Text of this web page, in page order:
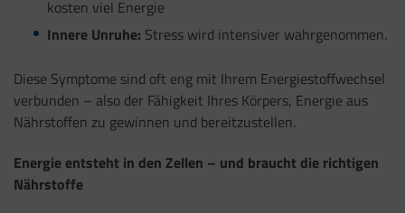
kosten viel Energie
Innere Unruhe: Stress wird intensiver wahrgenommen.
Diese Symptome sind oft eng mit Ihrem Energiestoffwechsel
verbunden – also der Fähigkeit Ihres Körpers, Energie aus
Nährstoffen zu gewinnen und bereitzustellen.
Energie entsteht in den Zellen – und braucht die richtigen
Nährstoffe